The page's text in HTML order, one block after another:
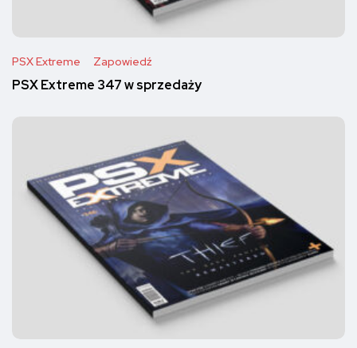
PSX Extreme Zapowiedź
PSX Extreme 347 w sprzedaży